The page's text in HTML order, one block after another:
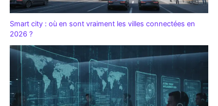
Smart city : où en sont vraiment les villes connectées en
2026 ?